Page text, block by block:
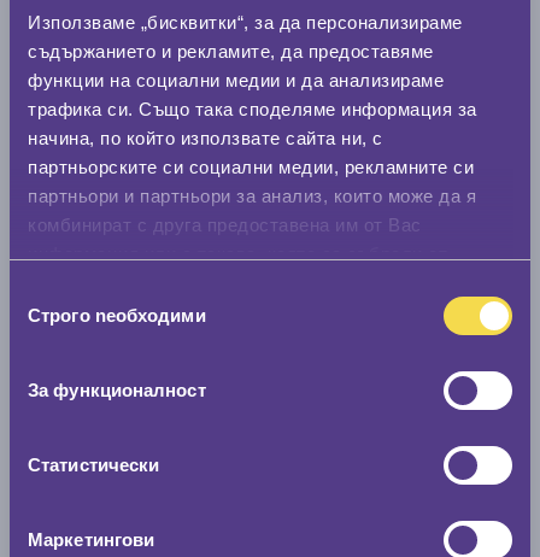
Използваме „бисквитки“, за да персонализираме
съдържанието и рекламите, да предоставяме
функции на социални медии и да анализираме
трафика си. Също така споделяме информация за
начина, по който използвате сайта ни, с
партньорските си социални медии, рекламните си
партньори и партньори за анализ, които може да я
комбинират с друга предоставена им от Вас
наСтрого nеобходими
За функционалност
Статистически
Маркетингови
Нов размер
Стар размер
Скоростомер при 100